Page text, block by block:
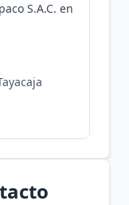
S.A.C. en